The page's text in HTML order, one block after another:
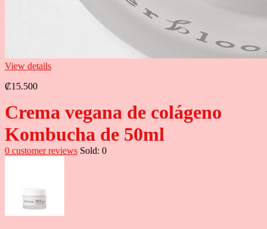
View details
₡15.500
Crema vegana de colágeno
Kombucha de 50ml
0 customer reviews Sold: 0